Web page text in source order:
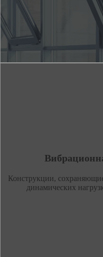
Конструкции,
динамических